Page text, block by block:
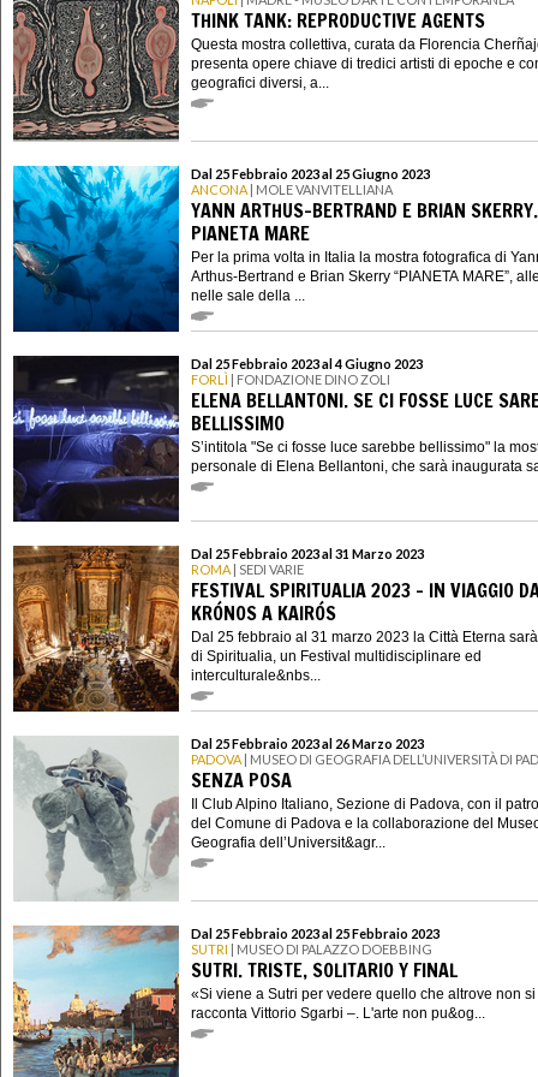
THINK TANK: REPRODUCTIVE AGENTS
Questa mostra collettiva, curata da Florencia
presenta opere chiave di tredici artisti di epoche e
geografici diversi, a...
Dal 25 Febbraio 2023 al 25 Giugno 2023
ANCONA | MOLE VANVITELLIANA
YANN ARTHUS-BERTRAND E BRIAN SKERRY.
PIANETA MARE
Per la prima volta in Italia la mostra fotografica di
Arthus-Bertrand e Brian Skerry “PIANETA MARE”,
nelle sale della ...
Dal 25 Febbraio 2023 al 4 Giugno 2023
FORLÌ | FONDAZIONE DINO ZOLI
ELENA BELLANTONI. SE CI FOSSE LUCE
BELLISSIMO
S’intitola "Se ci fosse luce sarebbe bellissimo" la
personale di Elena Bellantoni, che sarà inaugurata
Dal 25 Febbraio 2023 al 31 Marzo 2023
ROMA | SEDI VARIE
FESTIVAL SPIRITUALIA 2023 - IN VIAGGIO
KRÓNOS A KAIRÓS
Dal 25 febbraio al 31 marzo 2023 la Città Eterna
di Spiritualia, un Festival multidisciplinare ed
interculturale&nbs...
Dal 25 Febbraio 2023 al 26 Marzo 2023
PADOVA | MUSEO DI GEOGRAFIA DELL’UNIVERSITÀ DI
SENZA POSA
Il Club Alpino Italiano, Sezione di Padova, con il
del Comune di Padova e la collaborazione del
Geografia dell’Universit&agr...
Dal 25 Febbraio 2023 al 25 Febbraio 2023
SUTRI | MUSEO DI PALAZZO DOEBBING
SUTRI. TRISTE, SOLITARIO Y FINAL
«Si viene a Sutri per vedere quello che altrove non
racconta Vittorio Sgarbi –. L'arte non pu&og...